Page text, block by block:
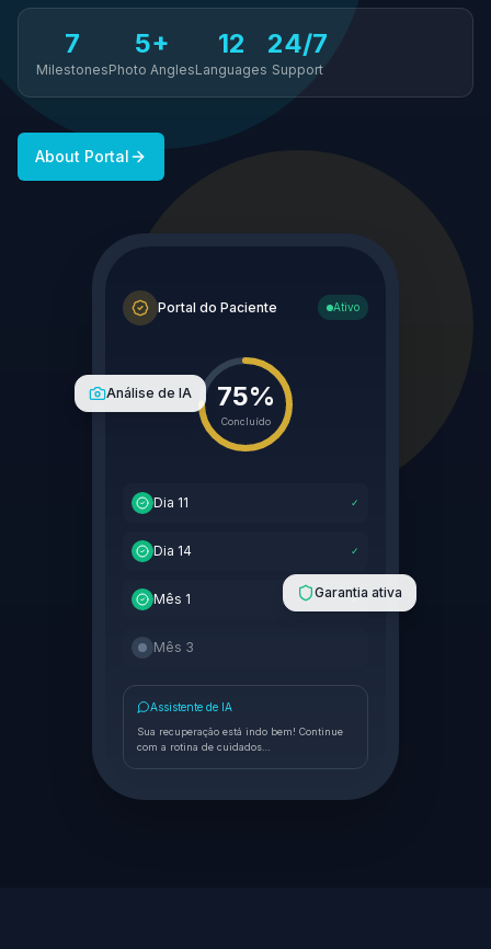
Portal do Paciente Ativo
75%
Concluído
Dia 11 ✓
Dia 14 ✓
Mês 1 ✓
Mês 3
Assistente de IA
Sua recuperação está indo bem! Continue
com a rotina de cuidados…
Análise de IA
Garantia ativa
7
Milestones
5+
Photo Angles
12
Languages
24/7
Support
About Portal